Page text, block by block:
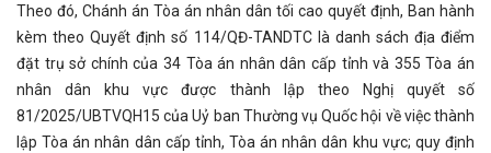
Theo đó, Chánh án Tòa án nhân dân tối cao quyết định, Ban hành
kèm theo Quyết định số 114/QĐ-TANDTC là danh sách địa điểm
đặt trụ sở chính của 34 Tòa án nhân dân cấp tỉnh và 355 Tòa án
nhân dân khu vực được thành lập theo Nghị quyết số
81/2025/UBTVQH15 của Uỷ ban Thường vụ Quốc hội về việc thành
lập Tòa án nhân dân cấp tỉnh, Tòa án nhân dân khu vực; quy định